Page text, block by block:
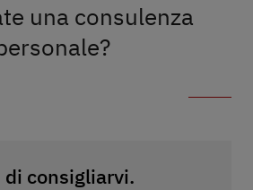
una consulenza
consigliarvi.